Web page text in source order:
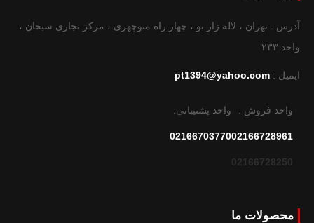
آدرس : تهران ، لاله زار نو ، چهار راه منوچهری ، مرکز تجاری سبحان ،
واحد ۲۳۳
ایمیل : pt1394@yahoo.com
واحد فروش :
02166728961
02166728250
واحد پشتیبانی:
02166703770
محصولات ما